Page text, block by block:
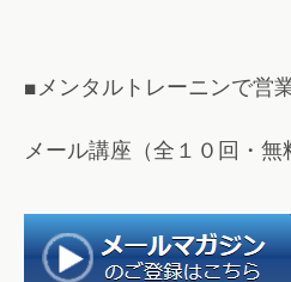
■メンタルトレーニンで営
メール講座（全１０回・無